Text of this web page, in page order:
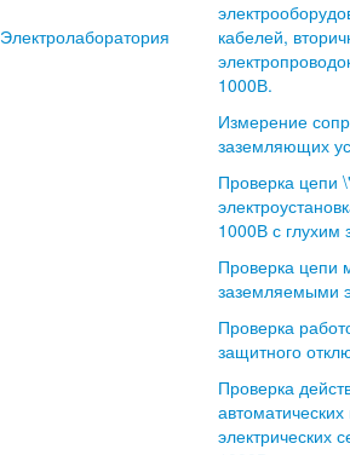
Электролаборатория
кабелей,
1000В.
Измерение
заземляющих
Проверка цепи
1000В с глухим
Проверка цепи
заземляемыми
Проверка
защитного
Проверка
электрических